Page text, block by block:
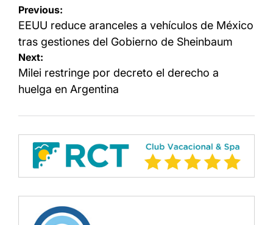
Navegación
de
entradas
Previous:
EEUU reduce aranceles a vehículos de México
tras gestiones del Gobierno de Sheinbaum
Next:
Milei restringe por decreto el derecho a
huelga en Argentina